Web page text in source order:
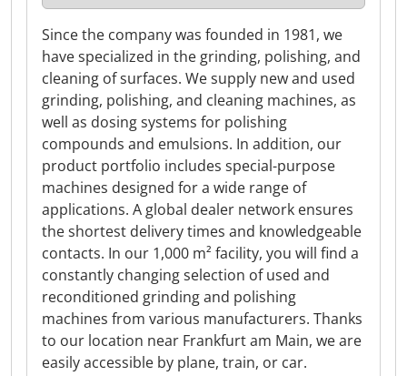
Since the company was founded in 1981, we
have specialized in the grinding, polishing, and
cleaning of surfaces. We supply new and used
grinding, polishing, and cleaning machines, as
well as dosing systems for polishing
compounds and emulsions. In addition, our
product portfolio includes special-purpose
machines designed for a wide range of
applications. A global dealer network ensures
the shortest delivery times and knowledgeable
contacts. In our 1,000 m² facility, you will find a
constantly changing selection of used and
reconditioned grinding and polishing
machines from various manufacturers. Thanks
to our location near Frankfurt am Main, we are
easily accessible by plane, train, or car.